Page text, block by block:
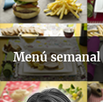
Menú semanal